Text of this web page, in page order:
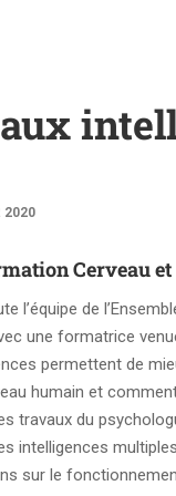
2020
Cerveau
l’équipe de
une formatrice
permettent de
humain et
travaux du
intelligences
sur le